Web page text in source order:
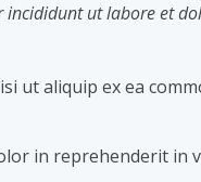
incididunt ut labore et
ut aliquip ex ea
in reprehenderit in